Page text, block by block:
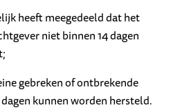
heeft meegedeeld dat het
niet binnen 14 dagen
gebreken of ontbrekende
kunnen worden hersteld.